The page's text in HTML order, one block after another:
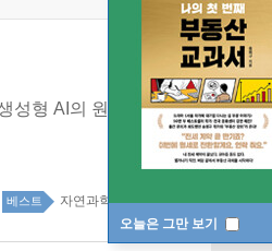
오늘은 그만 보기
성형 AI의 원리와 시장 이해, 프롬
베스트 자연과학 top20 12주